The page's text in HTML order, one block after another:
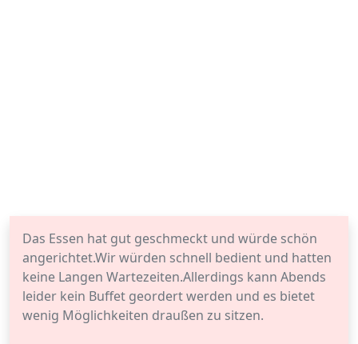
Das Essen hat gut geschmeckt und würde schön
angerichtet.Wir würden schnell bedient und hatten
keine Langen Wartezeiten.Allerdings kann Abends
leider kein Buffet geordert werden und es bietet
wenig Möglichkeiten draußen zu sitzen.